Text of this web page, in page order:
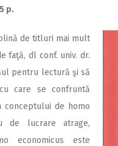
p.
de titluri mai mult
faţă, dl conf. univ. dr.
pentru lectură şi să
care se confruntă
conceptului de homo
de lucrare atrage,
economicus este